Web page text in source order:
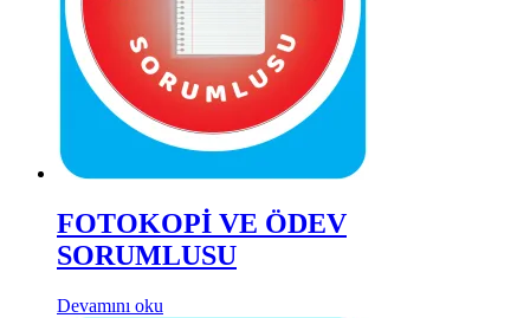
FOTOKOPİ VE ÖDEV
SORUMLUSU
Devamını oku